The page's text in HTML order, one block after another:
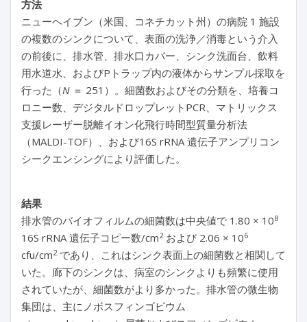
方法
ニューヘイブン（米国、コネチカット州）の病院 1 施設
の複数のシンクについて、表面の洗浄／消毒という介入
の前後に、排水管、排水口カバー、シンク洗面台、飲料
用水道水、およびPトラップ内の液体からサンプル採取を
行った（N ＝ 251）。細菌数およびその分類を、培養コ
ロニー数、デジタルドロップレットPCR、マトリックス
支援レーザー脱離イオン化飛行時間型質量分析法
（MALDI-TOF）、および16S rRNA 遺伝子アンプリコン
シークエンシングにより評価した。
結果
排水管のバイオフィルムの細菌数は中央値で 1.80 × 108
16S rRNA 遺伝子コピー数/cm2および 2.06 × 106
cfu/cm2であり、これはシンク表面上の細菌数と相関して
いた。廊下のシンクは、病室のシンクよりも頻繁に使用
されていたが、細菌数がより多かった。排水管の微生物
集団は、主にノボスフィンゴビウム